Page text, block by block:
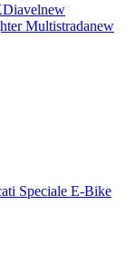
new
Multistradanew
Speciale E-Bike